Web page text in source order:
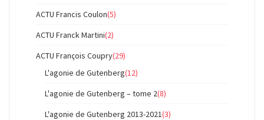
ACTU Francis Coulon(5)
ACTU Franck Martini(2)
ACTU François Coupry(29)
L'agonie de Gutenberg(12)
L'agonie de Gutenberg – tome 2(8)
L'agonie de Gutenberg 2013-2021(3)